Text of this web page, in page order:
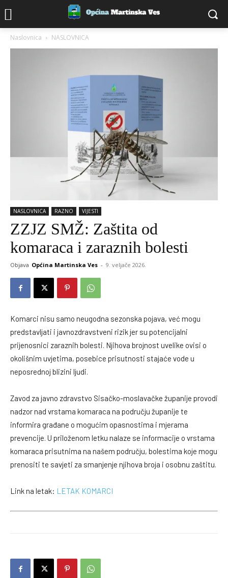
Naslovnica NASLOVNICA
NASLOVNICA RAZNO VIJESTI
ZZJZ SMŽ: Zaštita od
komaraca i zaraznih bolesti
Objava Općina Martinska Ves - 9. veljače 2026.
Komarci nisu samo neugodna sezonska pojava, već mogu
predstavljati i javnozdravstveni rizik jer su potencijalni
prijenosnici zaraznih bolesti. Njihova brojnost uvelike ovisi o
okolišnim uvjetima, posebice prisutnosti stajaće vode u
neposrednoj blizini ljudi.
Zavod za javno zdravstvo Sisačko-moslavačke županije provodi
nadzor nad vrstama komaraca na području županije te
informira građane o mogućim opasnostima i mjerama
prevencije. U priloženom letku nalaze se informacije o vrstama
komaraca prisutnima na našem području, bolestima koje mogu
prenositi te savjeti za smanjenje njihova broja i osobnu zaštitu.
Link na letak: LETAK KOMARCI